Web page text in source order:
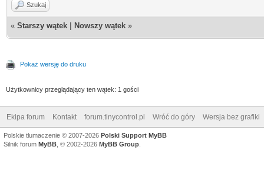
Szukaj
« Starszy wątek Nowszy wątek »
Pokaż wersję do druku
Użytkownicy przeglądający ten wątek: 1 gości
Ekipa forum Kontakt forum.tinycontrol.pl Wróć do góry Wersja bez grafiki
Polskie tłumaczenie © 2007-2026 Polski Support MyBB
Silnik forum MyBB , © 2002-2026 MyBB Group